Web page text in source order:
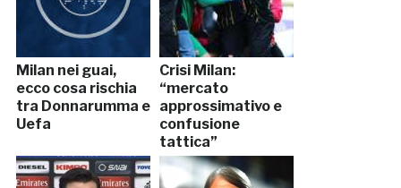
Milan nei guai,
ecco cosa rischia
tra Donnarumma e
Uefa
Crisi Milan:
“mercato
approssimativo e
confusione
tattica”